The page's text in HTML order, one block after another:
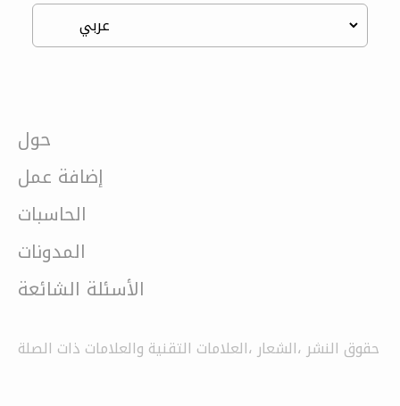
حول
إضافة عمل
الحاسبات
المدونات
الأسئلة الشائعة
حقوق النشر ،الشعار ،العلامات التقنية والعلامات ذات الصلة